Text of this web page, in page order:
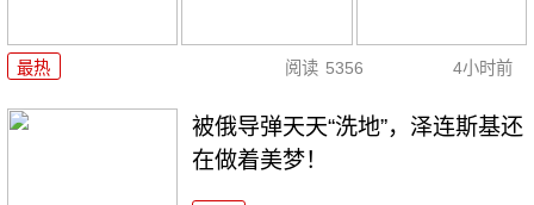
最热 阅读 5356 4小时前
被俄导弹天天“洗地”，泽连斯基还
在做着美梦！